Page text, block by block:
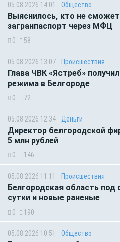
05.08.2026 14:01 Общество
Выяснилось, кто не
загранпаспорт через МФЦ
0 58
05.08.2026 13:07 Происшествия
Глава ЧВК «Ястреб»
режима в Белгороде
0 72
05.08.2026 12:34 Деньги
Директор белгородской
5 млн рублей
0 146
05.08.2026 11:11 Происшествия
Белгородская область под
сутки и новые раненые
0 190
05.08.2026 10:51 Общество